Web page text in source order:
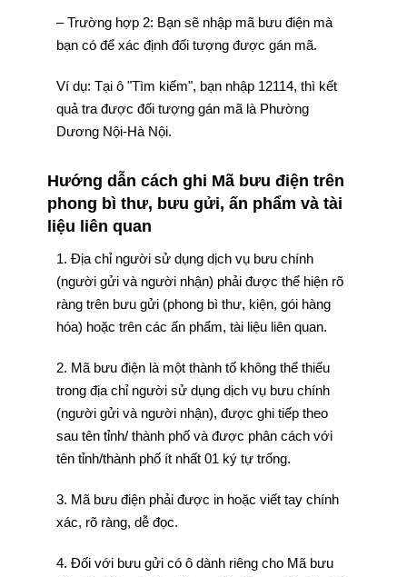
– Trường hợp 2: Bạn sẽ nhập mã bưu điện mà
bạn có để xác định đối tượng được gán mã.
Ví dụ: Tại ô "Tìm kiếm", bạn nhập 12114, thì kết
quả tra được đối tượng gán mã là Phường
Dương Nội-Hà Nội.
Hướng dẫn cách ghi Mã bưu điện trên
phong bì thư, bưu gửi, ấn phẩm và tài
liệu liên quan
1. Địa chỉ người sử dụng dịch vụ bưu chính
(người gửi và người nhận) phải được thể hiện rõ
ràng trên bưu gửi (phong bì thư, kiện, gói hàng
hóa) hoặc trên các ấn phẩm, tài liệu liên quan.
2. Mã bưu điện là một thành tố không thể thiếu
trong địa chỉ người sử dụng dịch vụ bưu chính
(người gửi và người nhận), được ghi tiếp theo
sau tên tỉnh/ thành phố và được phân cách với
tên tỉnh/thành phố ít nhất 01 ký tự trống.
3. Mã bưu điện phải được in hoặc viết tay chính
xác, rõ ràng, dễ đọc.
4. Đối với bưu gửi có ô dành riêng cho Mã bưu